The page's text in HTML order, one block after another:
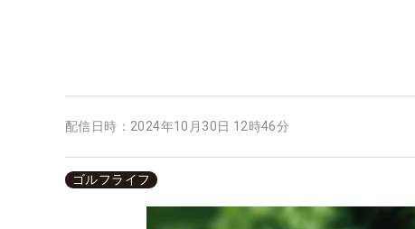
配信日時： 2024年10月30日 12時46分
ゴルフライフ